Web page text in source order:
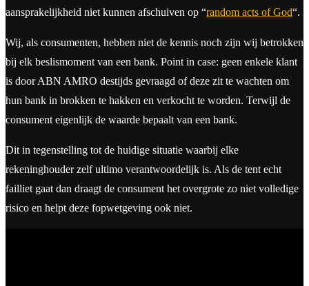
aansprakelijkheid niet kunnen afschuiven op “random acts of God“.
Wij, als consumenten, hebben niet de kennis noch zijn wij betrokken
bij elk beslismoment van een bank. Point in case: geen enkele klant
is door ABN AMRO destijds gevraagd of deze zit te wachten om
hun bank in brokken te hakken en verkocht te worden. Terwijl de
consument eigenlijk de waarde bepaalt van een bank.
Dit in tegenstelling tot de huidige situatie waarbij elke
rekeninghouder zelf ultimo verantwoordelijk is. Als de tent echt
failliet gaat dan draagt de consument het overgrote zo niet volledige
risico en helpt deze fopwetgeving ook niet.